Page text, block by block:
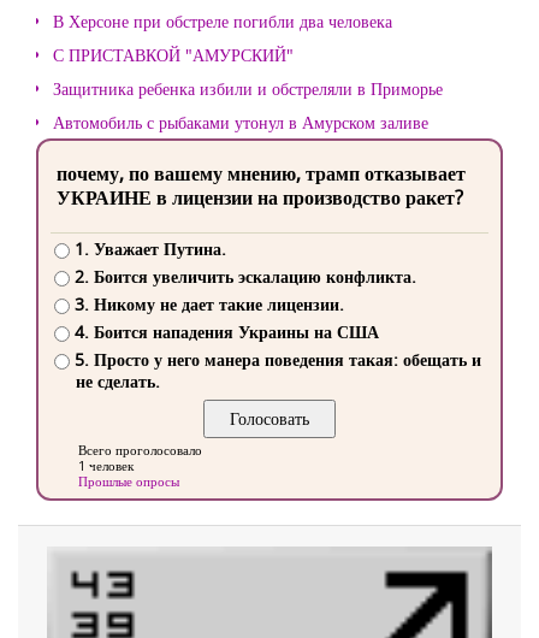
В Херсоне при обстреле погибли два человека
С ПРИСТАВКОЙ "АМУРСКИЙ"
Защитника ребенка избили и обстреляли в Приморье
Автомобиль с рыбаками утонул в Амурском заливе
почему, по вашему мнению, трамп отказывает
УКРАИНЕ в лицензии на производство ракет?
1. Уважает Путина.
2. Боится увеличить эскалацию конфликта.
3. Никому не дает такие лицензии.
4. Боится нападения Украины на США
5. Просто у него манера поведения такая: обещать и
не сделать.
Всего проголосовало
1 человек
Прошлые опросы